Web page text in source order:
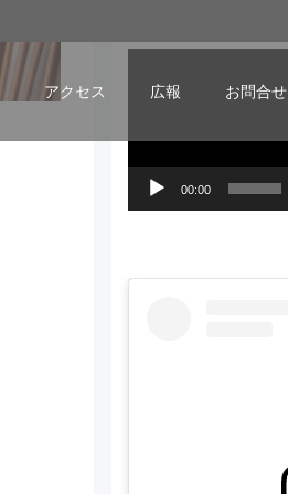
アクセス 広報 お問合せ
レ
ー
00:00